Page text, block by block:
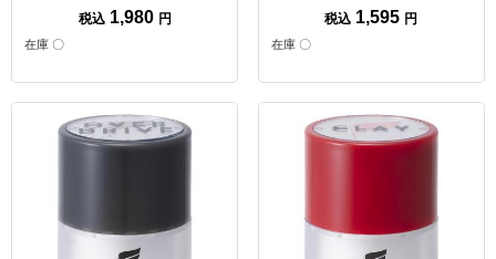
税込 1,980 円
在庫 〇
税込 1,595 円
在庫 〇